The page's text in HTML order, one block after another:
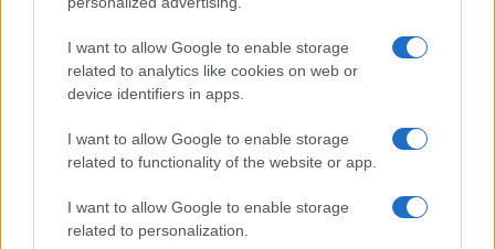
I want to allow Google to enable storage
related to analytics like cookies on web or
device identifiers in apps.
I want to allow Google to enable storage
related to functionality of the website or app.
I want to allow Google to enable storage
related to personalization.
Κοιτάξτε, έχουμε κάνει άλλα δύο στο παρελθόν
με μεγάλη επιτυχία και θέλαμε να ακολουθήσει
και επόμενο και προσδοκούμε βέβαια και στη
συνέχεια. Κάθε φορά το Πανεπιστήμιο
Μακεδονίας βάζει δύσκολα στον εαυτό του –
και το λέω εν πλήρη συνειδήσει και όχι
χαριτολογώντας αυτό – επιλέγοντας να
κάνουμε εκτός έδρας τα ταχύρυθμα αυτά